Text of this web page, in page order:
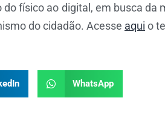
do físico ao digital, em busca da
do cidadão. Acesse aqui o
WhatsApp